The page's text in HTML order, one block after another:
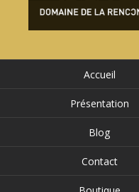
Accueil
Présentation
Blog
Contact